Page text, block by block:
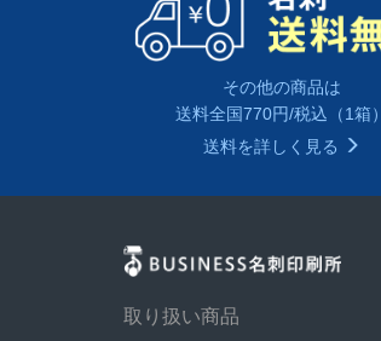
その他の商品は
送料全国770円/税込（1箱）
送料を詳しく見る
取り扱い商品